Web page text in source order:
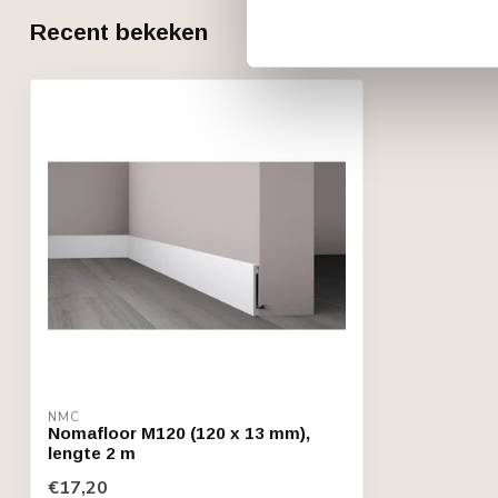
Recent bekeken
NMC
Nomafloor M120 (120 x 13 mm),
lengte 2 m
€17,20